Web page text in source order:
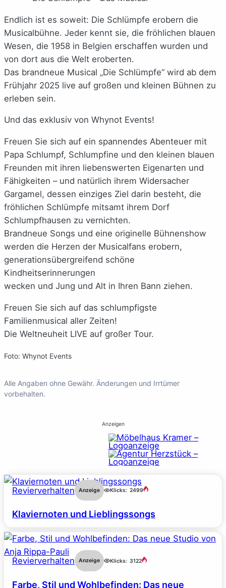
Endlich ist es soweit: Die Schlümpfe erobern die
Musicalbühne. Jeder kennt sie, die fröhlichen blauen
Wesen, die 1958 in Belgien erschaffen wurden und
von dort aus die Welt eroberten.
Das brandneue Musical „Die Schlümpfe“ wird ab dem
Frühjahr 2025 live auf großen und kleinen Bühnen zu
erleben sein.
Und das exklusiv von Whynot Events!
Freuen Sie sich auf ein spannendes Abenteuer mit
Papa Schlumpf, Schlumpfine und den kleinen blauen
Freunden mit ihren liebenswerten Eigenarten und
Fähigkeiten – und natürlich ihrem Widersacher
Gargamel, dessen einziges Ziel darin besteht, die
fröhlichen Schlümpfe mitsamt ihrem Dorf
Schlumpfhausen zu vernichten.
Brandneue Songs und eine originelle Bühnenshow
werden die Herzen der Musicalfans erobern,
generationsübergreifend schöne
Kindheitserinnerungen
wecken und Jung und Alt in Ihren Bann ziehen.
Freuen Sie sich auf das schlumpfigste
Familienmusical aller Zeiten!
Die Weltneuheit LIVE auf großer Tour.
Foto: Whynot Events
Alle Angaben ohne Gewähr. Änderungen und Irrtümer
vorbehalten.
Anzeigen
Revierverhalten Anzeige Klicks: 2499
Klaviernoten und Lieblingssongs
Revierverhalten Anzeige Klicks: 3122
Farbe, Stil und Wohlbefinden: Das neue